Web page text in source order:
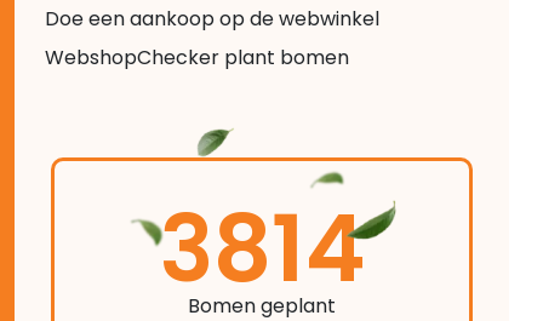
Doe een aankoop op de webwinkel
WebshopChecker plant bomen
3814
Bomen geplant